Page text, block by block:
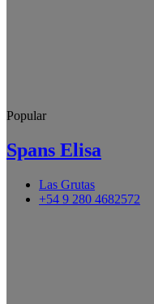
Popular
Spans Elisa
Las Grutas
+54 9 280 4682572